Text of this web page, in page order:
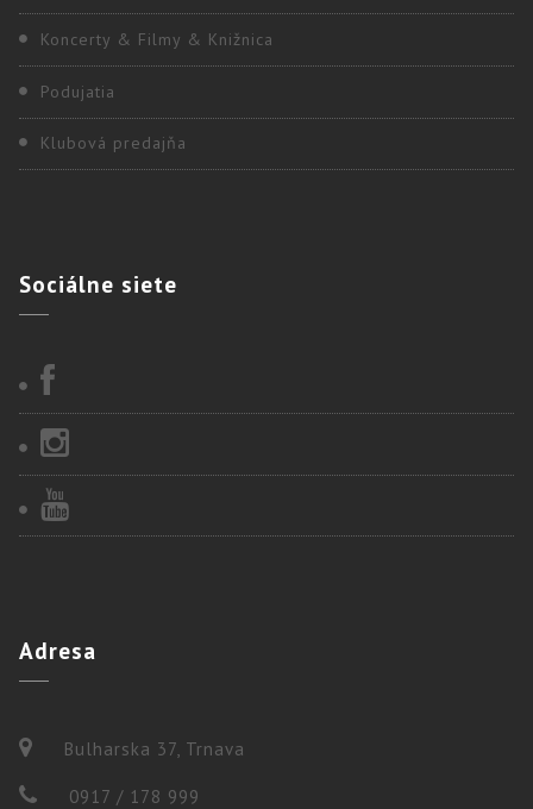
Koncerty & Filmy & Knižnica
Podujatia
Klubová predajňa
Sociálne siete
Adresa
Bulharska 37, Trnava
0917 / 178 999